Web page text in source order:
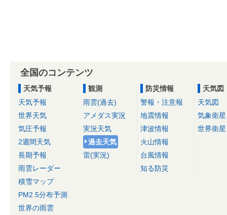
全国のコンテンツ
天気予報
天気予報
世界天気
気圧予報
2週間天気
長期予報
雨雲レーダー
積雪マップ
PM2.5分布予測
世界の雨雲
観測
雨雲(過去)
アメダス実況
実況天気
過去天気
雷(実況)
防災情報
警報・注意報
地震情報
津波情報
火山情報
台風情報
知る防災
天気図
天気図
気象衛星
世界衛星